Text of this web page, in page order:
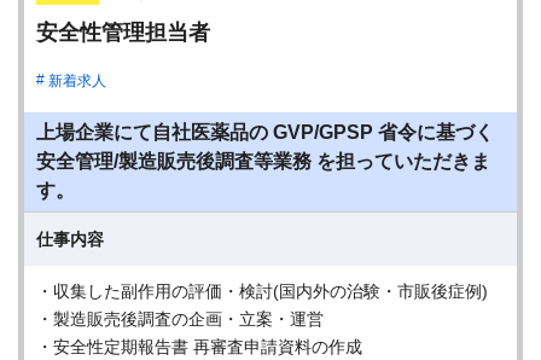
安全性管理担当者
新着求人
上場企業にて自社医薬品の GVP/GPSP 省令に基づく
安全管理/製造販売後調査等業務 を担っていただきま
す。
仕事内容
・収集した副作用の評価・検討(国内外の治験・市販後症例)
・製造販売後調査の企画・立案・運営
・安全性定期報告書 再審査申請資料の作成